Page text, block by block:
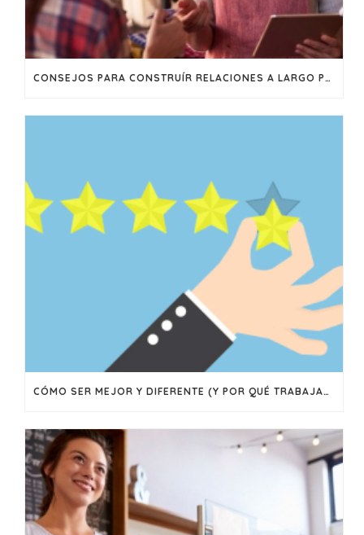
CONSEJOS PARA CONSTRUÍR RELACIONES A LARGO PLAZO CON SUS CLIENTES
CÓMO SER MEJOR Y DIFERENTE (Y POR QUÉ TRABAJAR EN LOGRAR AMBAS COSAS)